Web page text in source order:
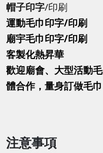
帽子印字/印刷
運動毛巾印字/印刷
廟宇毛巾印字/印刷
客製化熱昇華
歡迎廟會、大型活動
體合作，量身訂做毛巾
注意事項